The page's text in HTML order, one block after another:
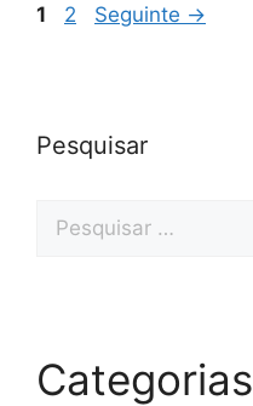
Página
1 Página
2 Seguinte →
Pesquisar
Pesquisar
Categorias